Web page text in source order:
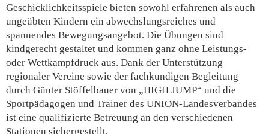
Geschicklichkeitsspiele bieten sowohl erfahrenen als auch
ungeübten Kindern ein abwechslungsreiches und
spannendes Bewegungsangebot. Die Übungen sind
kindgerecht gestaltet und kommen ganz ohne Leistungs-
oder Wettkampfdruck aus. Dank der Unterstützung
regionaler Vereine sowie der fachkundigen Begleitung
durch Günter Stöffelbauer von „HIGH JUMP“ und die
Sportpädagogen und Trainer des UNION-Landesverbandes
ist eine qualifizierte Betreuung an den verschiedenen
Stationen sichergestellt.